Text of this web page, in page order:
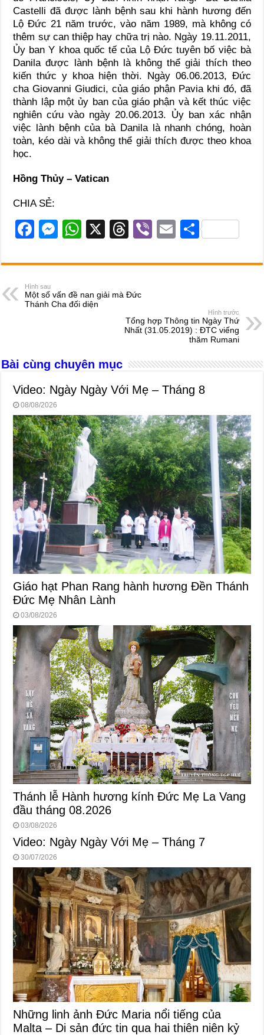
Castelli đã được lành bệnh sau khi hành hương đến
Lộ Đức 21 năm trước, vào năm 1989, mà không có
thêm sự can thiệp hay chữa trị nào. Ngày 19.11.2011,
Ủy ban Y khoa quốc tế của Lộ Đức tuyên bố việc bà
Danila được lành bệnh là không thể giải thích theo
kiến thức y khoa hiện thời. Ngày 06.06.2013, Đức
cha Giovanni Giudici, của giáo phận Pavia khi đó, đã
thành lập một ủy ban của giáo phận và kết thúc việc
nghiên cứu vào ngày 20.06.2013. Ủy ban xác nhận
việc lành bệnh của bà Danila là nhanh chóng, hoàn
toàn, kéo dài và không thể giải thích được theo khoa
học.
Hồng Thủy – Vatican
CHIA SẺ:
F
c
e
b
k
M
ss
e
n
W
at
A
X
T
e
a
d
s
Vi
er
E
ail
S
ar
Hình sau
Một số vấn đề nan giải mà Đức
Thánh Cha đối diện
Hình trước
Tổng hợp Thông tin Ngày Thứ
Nhất (31.05.2019) : ĐTC viếng
thăm Rumani
Bài cùng chuyên mục
Video: Ngày Ngày Với Mẹ – Tháng 8
08/08/2026
Giáo hạt Phan Rang hành hương Đền Thánh
Đức Mẹ Nhân Lành
03/08/2026
Thánh lễ Hành hương kính Đức Mẹ La Vang
đầu tháng 08.2026
03/08/2026
Video: Ngày Ngày Với Mẹ – Tháng 7
30/07/2026
Những linh ảnh Đức Maria nổi tiếng của
Malta – Di sản đức tin qua hai thiên niên kỷ